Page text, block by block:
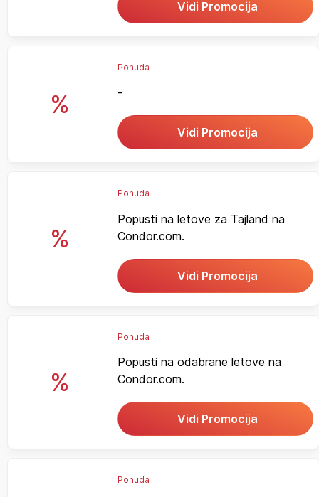
Vidi Promocija
%
Ponuda
-
Vidi Promocija
%
Ponuda
Popusti na letove za Tajland na
Condor.com.
Vidi Promocija
%
Ponuda
Popusti na odabrane letove na
Condor.com.
Vidi Promocija
Ponuda